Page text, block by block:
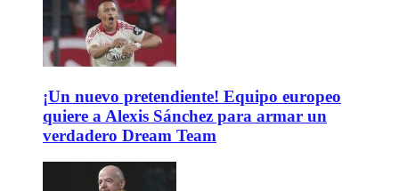
¡Un nuevo pretendiente! Equipo europeo
quiere a Alexis Sánchez para armar un
verdadero Dream Team